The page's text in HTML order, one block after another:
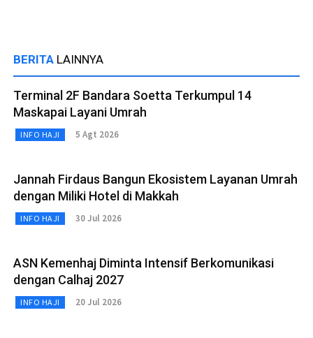
BERITA LAINNYA
Terminal 2F Bandara Soetta Terkumpul 14
Maskapai Layani Umrah
INFO HAJI 5 Agt 2026
Jannah Firdaus Bangun Ekosistem Layanan Umrah
dengan Miliki Hotel di Makkah
INFO HAJI 30 Jul 2026
ASN Kemenhaj Diminta Intensif Berkomunikasi
dengan Calhaj 2027
INFO HAJI 20 Jul 2026